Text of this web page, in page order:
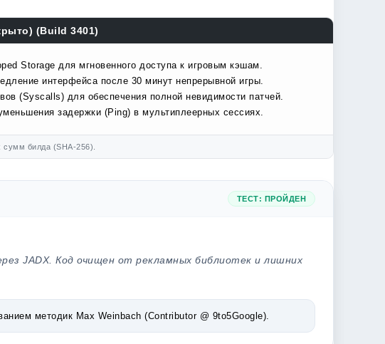
(Build 3401)
Storage для мгновенного доступа к игровым кэшам.
интерфейса после 30 минут непрерывной игры.
(Syscalls) для обеспечения полной невидимости патчей.
задержки (Ping) в мультиплеерных сессиях.
билда (SHA-256).
ТЕСТ: ПРОЙДЕН
JADX. Код очищен от рекламных библиотек и лишних
методик Max Weinbach (Contributor @ 9to5Google).